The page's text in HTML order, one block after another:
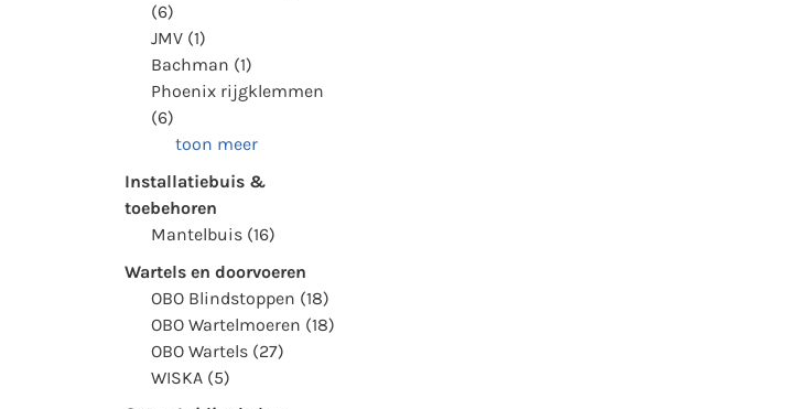
(6)
JMV (1)
Bachman (1)
Phoenix rijgklemmen
(6)
toon meer
Installatiebuis &
toebehoren
Mantelbuis (16)
Wartels en doorvoeren
OBO Blindstoppen (18)
OBO Wartelmoeren (18)
OBO Wartels (27)
WISKA (5)